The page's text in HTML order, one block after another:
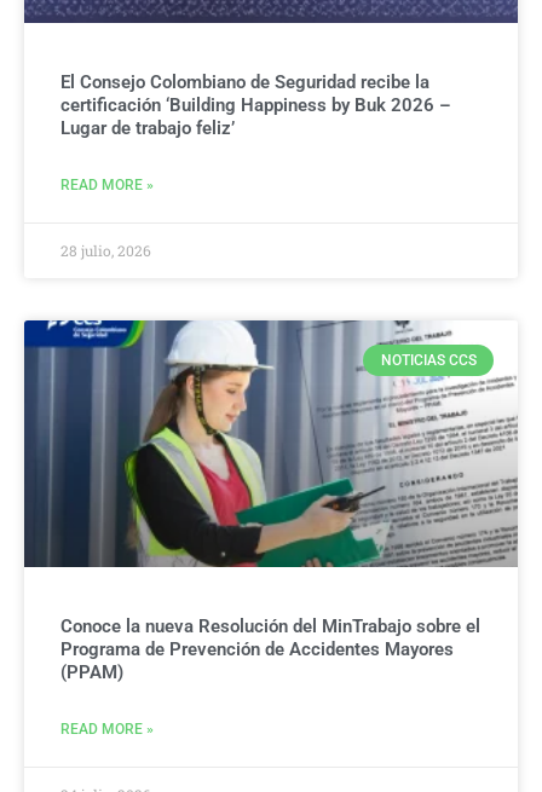
El Consejo Colombiano de Seguridad recibe la
certificación ‘Building Happiness by Buk 2026 –
Lugar de trabajo feliz’
READ MORE »
28 julio, 2026
NOTICIAS CCS
Conoce la nueva Resolución del MinTrabajo sobre el
Programa de Prevención de Accidentes Mayores
(PPAM)
READ MORE »